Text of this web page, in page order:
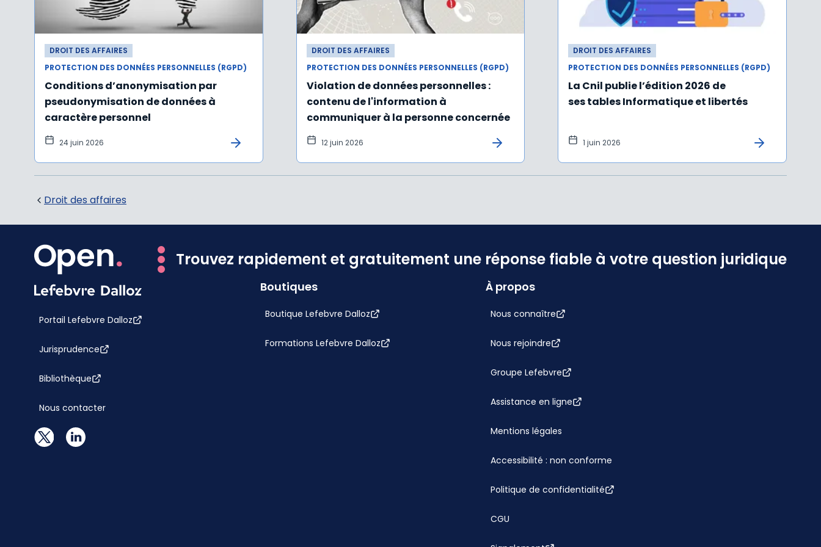
DROIT DES AFFAIRES
PROTECTION DES DONNÉES PERSONNELLES (RGPD)
Conditions d’anonymisation par
pseudonymisation de données à
caractère personnel
24 juin 2026
DROIT DES AFFAIRES
PROTECTION DES DONNÉES PERSONNELLES (RGPD)
Violation de données personnelles :
contenu de l'information à
communiquer à la personne concernée
12 juin 2026
DROIT DES AFFAIRES
PROTECTION DES DONNÉES PERSONNELLES (RGPD)
La Cnil publie l’édition 2026 de
ses tables Informatique et libertés
1 juin 2026
Droit des affaires
Trouvez rapidement et gratuitement une réponse fiable à votre question juridique
Portail Lefebvre Dalloz
Jurisprudence
Bibliothèque
Nous contacter
Boutiques
Boutique Lefebvre Dalloz
Formations Lefebvre Dalloz
À propos
Nous connaître
Nous rejoindre
Groupe Lefebvre
Assistance en ligne
Mentions légales
Accessibilité : non conforme
Politique de confidentialité
CGU